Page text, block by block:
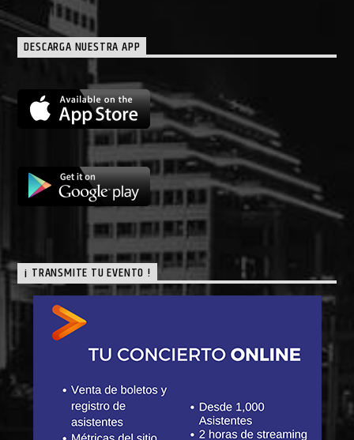
DESCARGA NUESTRA APP
¡ TRANSMITE TU EVENTO !